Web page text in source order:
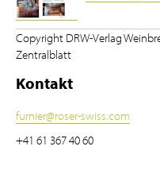
Copyright DRW-Verlag
Zentralblatt
Kontakt
furnier@roser-swiss.com
+41 61 367 40 60